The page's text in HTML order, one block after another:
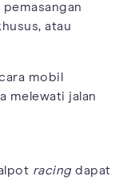
atau
mobil
melewati jalan
racingdapat